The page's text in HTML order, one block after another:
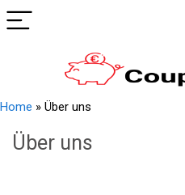
Home » Über uns
Über uns